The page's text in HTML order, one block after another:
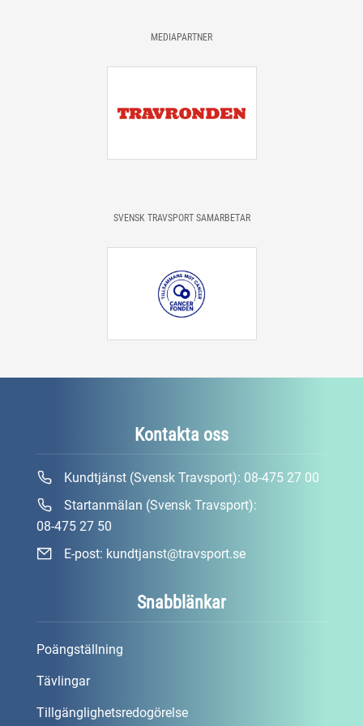
MEDIAPARTNER
SVENSK TRAVSPORT SAMARBETAR
Snabblänkar
Poängställning
Tävlingar
Tillgänglighetsredogörelse
Kontakta oss
Kundtjänst (Svensk Travsport): 08-475 27 00
Startanmälan (Svensk Travsport):
08-475 27 50
E-post: kundtjanst@travsport.se